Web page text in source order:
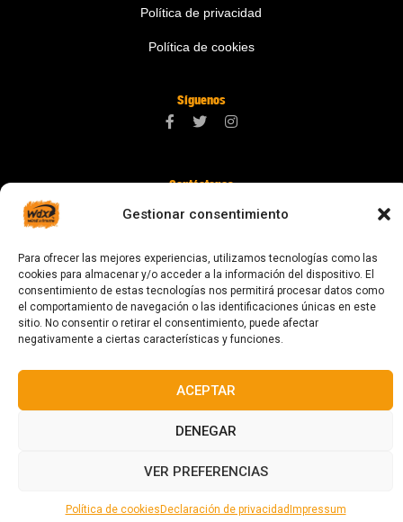
Gestionar consentimiento
Para ofrecer las mejores experiencias, utilizamos tecnologías como las
cookies para almacenar y/o acceder a la información del dispositivo. El
consentimiento de estas tecnologías nos permitirá procesar datos como
el comportamiento de navegación o las identificaciones únicas en este
sitio. No consentir o retirar el consentimiento, puede afectar
negativamente a ciertas características y funciones.
ACEPTAR
DENEGAR
VER PREFERENCIAS
Política de cookies Declaración de privacidad Impressum
Política de privacidad
Política de cookies
Síguenos
Contáctanos
08024 Barcelona
© 2023 Todos los derechos reservados